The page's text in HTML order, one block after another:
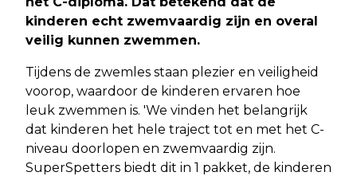
kinderen echt zwemvaardig zijn en overal
veilig kunnen zwemmen.
Tijdens de zwemles staan plezier en veiligheid
voorop, waardoor de kinderen ervaren hoe
leuk zwemmen is. 'We vinden het belangrijk
dat kinderen het hele traject tot en met het C-
niveau doorlopen en zwemvaardig zijn.
SuperSpetters biedt dit in 1 pakket, de kinderen